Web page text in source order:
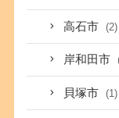
高石市 (2)
岸和田市
貝塚市 (1)